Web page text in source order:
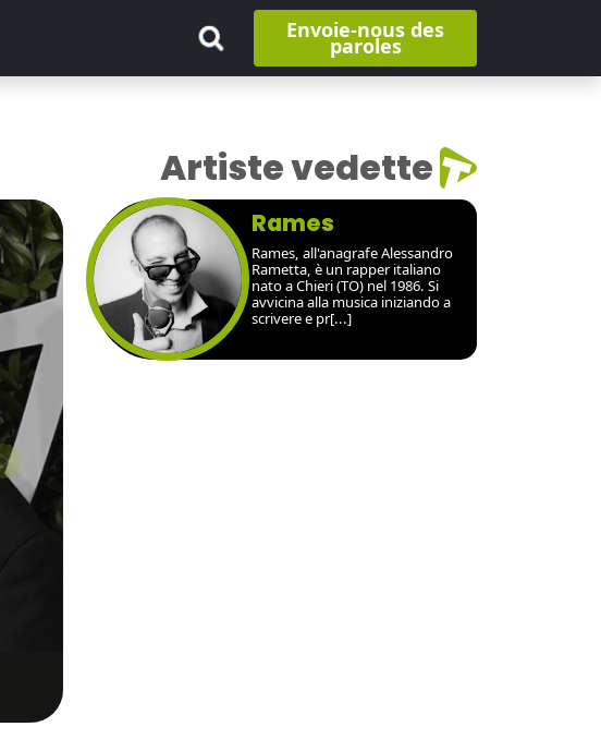
Envoie-nous des
paroles
Next
Artiste vedette
Rames
Rames, all'anagrafe Alessandro
Rametta, è un rapper italiano
nato a Chieri (TO) nel 1986. Si
avvicina alla musica iniziando a
scrivere e pr[...]